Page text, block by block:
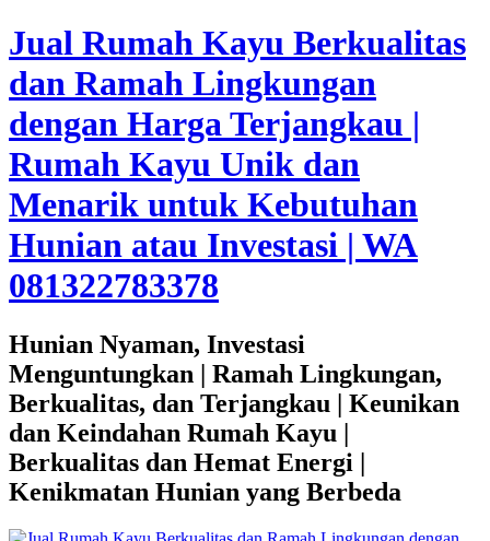
Jual Rumah Kayu Berkualitas
dan Ramah Lingkungan
dengan Harga Terjangkau |
Rumah Kayu Unik dan
Menarik untuk Kebutuhan
Hunian atau Investasi | WA
081322783378
Hunian Nyaman, Investasi
Menguntungkan | Ramah Lingkungan,
Berkualitas, dan Terjangkau | Keunikan
dan Keindahan Rumah Kayu |
Berkualitas dan Hemat Energi |
Kenikmatan Hunian yang Berbeda